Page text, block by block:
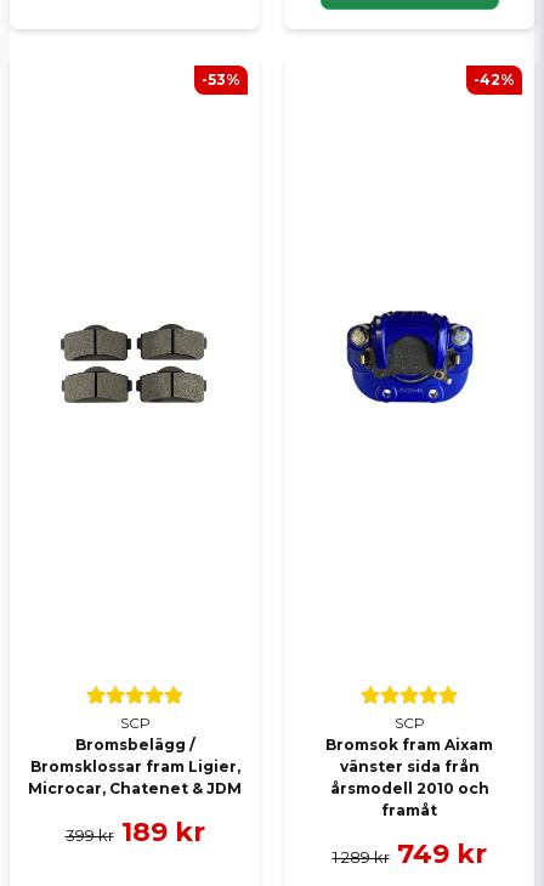
SCP
Bromsbelägg /
Bromsklossar fram Ligier,
Microcar, Chatenet & JDM
399 kr 189 kr
-53%
SCP
Bromsok fram Aixam
vänster sida från
årsmodell 2010 och
framåt
1 289 kr 749 kr
-42%